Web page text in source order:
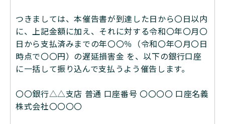
つきましては、本催告書が到達した⽇から〇⽇以内
に、上記⾦額に加え、それに対する令和〇年〇⽉〇
⽇から⽀払済みまでの年〇〇％（令和〇年〇⽉〇⽇
時点で〇〇円）の遅延損害⾦ を、以下の銀⾏⼝座
に⼀括して振り込んで⽀払うよう催告します。
〇〇銀⾏△△⽀店 普通 ⼝座番号 〇〇〇〇 ⼝座名義
株式会社〇〇〇〇